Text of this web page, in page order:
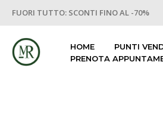
FUORI TUTTO: SCONTI FINO AL -70%
HOME PUNTI
PRENOTA